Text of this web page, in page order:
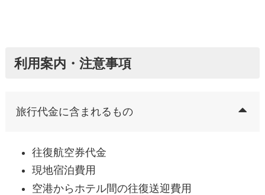
利用案内・注意事項
旅行代金に含まれるもの
往復航空券代金
現地宿泊費用
空港からホテル間の往復送迎費用